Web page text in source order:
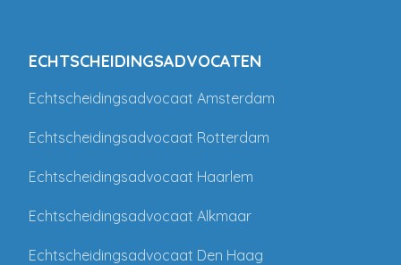
ECHTSCHEIDINGSADVOCATEN
Echtscheidingsadvocaat Amsterdam
Echtscheidingsadvocaat Rotterdam
Echtscheidingsadvocaat Haarlem
Echtscheidingsadvocaat Alkmaar
Echtscheidingsadvocaat Den Haag